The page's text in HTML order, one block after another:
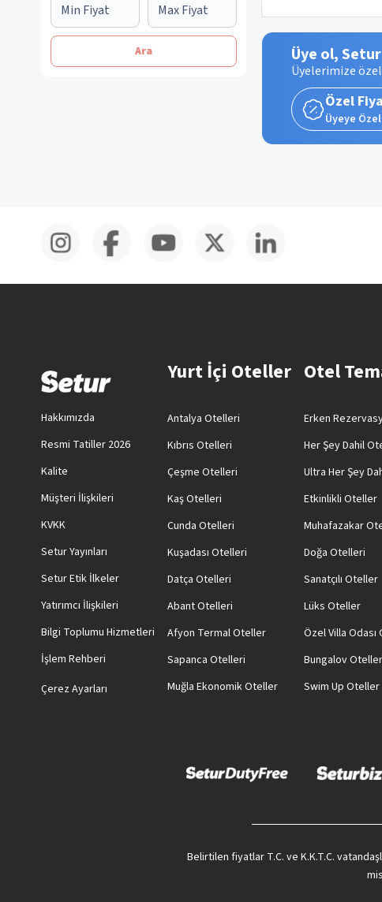
Ara Üye ol,
Üyelerimize
Özel
Üyeye
Hakkımızda
Resmi Tatiller 2026
Kalite
Müşteri İlişkileri
KVKK
Setur Yayınları
Setur Etik İlkeler
Yatırımcı İlişkileri
Bilgi Toplumu Hizmetleri
İşlem Rehberi
Çerez Ayarları
Yurt İçi Oteller
Antalya Otelleri
Kıbrıs Otelleri
Çeşme Otelleri
Kaş Otelleri
Cunda Otelleri
Kuşadası Otelleri
Datça Otelleri
Abant Otelleri
Afyon Termal Oteller
Sapanca Otelleri
Muğla Ekonomik Oteller
Otel
Erken
Her Şey Dahil
Ultra Her Şey
Etkinlikli Oteller
Muhafazakar
Doğa Otelleri
Sanatçılı Oteller
Lüks Oteller
Özel Villa
Bungalov
Swim Up Oteller
Belirtilen fiyatlar T.C. ve K.K.T.C.